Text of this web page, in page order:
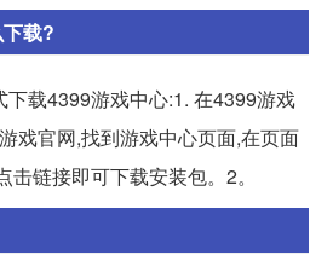
载?
载4399游戏中心:1. 在4399游戏
戏官网,找到游戏中心页面,在页面
链接即可下载安装包。2。